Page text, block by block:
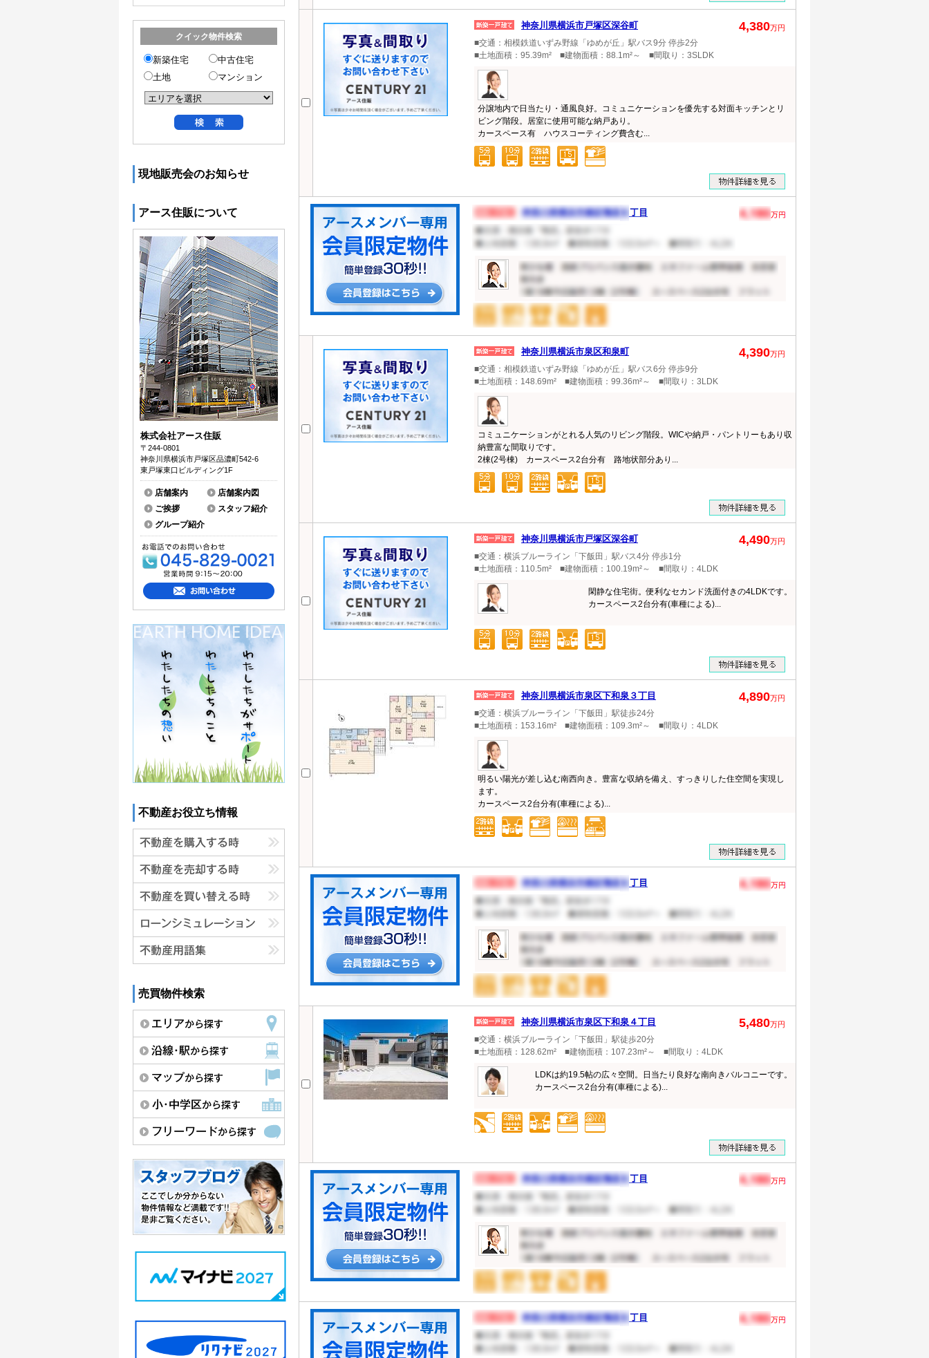
神奈川県横浜市戸塚区深谷町 4,380万円
■交通：相模鉄道いずみ野線「ゆめが丘」駅バス9分 停歩2分
■土地面積：95.39m² ■建物面積：88.1m²～ ■間取り：3SLDK
分譲地内で日当たり・通風良好。コミュニケーションを優先する対面キッチンとリ
ビング階段。居室に使用可能な納戸あり。
カースペース有 ハウスコーティング費含む...
神奈川県横浜市泉区和泉町 4,390万円
■交通：相模鉄道いずみ野線「ゆめが丘」駅バス6分 停歩9分
■土地面積：148.69m² ■建物面積：99.36m²～ ■間取り：3LDK
コミュニケーションがとれる人気のリビング階段。WICや納戸・パントリーもあり収
納豊富な間取りです。
2棟(2号棟) カースペース2台分有 路地状部分あり...
神奈川県横浜市戸塚区深谷町 4,490万円
■交通：横浜ブルーライン「下飯田」駅バス4分 停歩1分
■土地面積：110.5m² ■建物面積：100.19m²～ ■間取り：4LDK
閑静な住宅街。便利なセカンド洗面付きの4LDKです。
カースペース2台分有(車種による)...
神奈川県横浜市泉区下和泉３丁目 4,890万円
■交通：横浜ブルーライン「下飯田」駅徒歩24分
■土地面積：153.16m² ■建物面積：109.3m²～ ■間取り：4LDK
明るい陽光が差し込む南西向き。豊富な収納を備え、すっきりした住空間を実現し
ます。
カースペース2台分有(車種による)...
神奈川県横浜市泉区下和泉４丁目 5,480万円
■交通：横浜ブルーライン「下飯田」駅徒歩20分
■土地面積：128.62m² ■建物面積：107.23m²～ ■間取り：4LDK
LDKは約19.5帖の広々空間。日当たり良好な南向きバルコニーです。
カースペース2台分有(車種による)...
クイック物件検索
新築住宅
中古住宅
土地
マンション
現地販売会のお知らせ
アース住販について
株式会社アース住販
〒244-0801
神奈川県横浜市戸塚区品濃町542-6
東戸塚東口ビルディング1F
店舗案内
店舗案内図
ご挨拶
スタッフ紹介
グループ紹介
不動産お役立ち情報
売買物件検索